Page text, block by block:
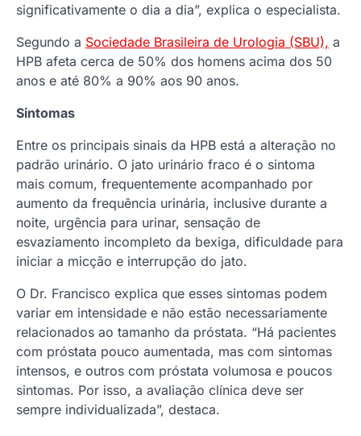
significativamente o dia a dia”, explica o especialista.
Segundo a Sociedade Brasileira de Urologia (SBU), a
HPB afeta cerca de 50% dos homens acima dos 50
anos e até 80% a 90% aos 90 anos.
Sintomas
Entre os principais sinais da HPB está a alteração no
padrão urinário. O jato urinário fraco é o sintoma
mais comum, frequentemente acompanhado por
aumento da frequência urinária, inclusive durante a
noite, urgência para urinar, sensação de
esvaziamento incompleto da bexiga, dificuldade para
iniciar a micção e interrupção do jato.
O Dr. Francisco explica que esses sintomas podem
variar em intensidade e não estão necessariamente
relacionados ao tamanho da próstata. “Há pacientes
com próstata pouco aumentada, mas com sintomas
intensos, e outros com próstata volumosa e poucos
sintomas. Por isso, a avaliação clínica deve ser
sempre individualizada”, destaca.